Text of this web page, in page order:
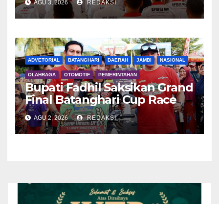
AGU 3, 2026 REDAKSI
ADVETORIAL BATANGHARI DAERAH JAMBI NASIONAL
OLAHRAGA OTOMOTIF PEMERINTAHAN
Bupati Fadhil Saksikan Grand
Final Batanghari Cup Race
2026
AGU 2, 2026 REDAKSI